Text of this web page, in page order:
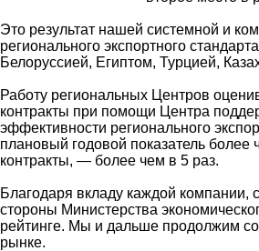
Это результат нашей системной и
регионального экспортного
Белоруссией, Египтом, Турцией,
Работу региональных Центров
контракты при помощи Центра
эффективности регионального
плановый годовой показатель
контракты, — более чем в 5 раз.
Благодаря вкладу каждой компании,
стороны Министерства
рейтинге. Мы и дальше продолжим
рынке.